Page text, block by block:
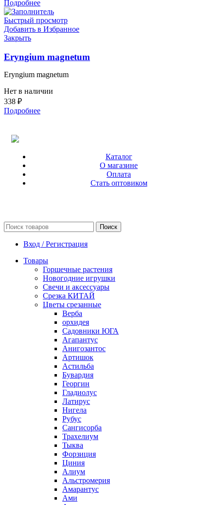
Подробнее
Быстрый просмотр
Добавить в Избранное
Закрыть
Eryngium magnetum
Eryngium magnetum
Нет в наличии
338 ₽
Подробнее
Каталог
О магазине
Оплата
Стать оптовиком
Поиск
Вход / Регистрация
Товары
Горшечные растения
Новогодние игрушки
Свечи и аксессуары
Срезка КИТАЙ
Цветы срезанные
Верба
орхидея
Садовники ЮГА
Агапантус
Анигозантос
Артишок
Астильба
Бувардия
Георгин
Гладиолус
Латирус
Нигела
Рубус
Сангисорба
Трахелиум
Тыква
Форзиция
Циния
Алиум
Альстромерия
Амарантус
Ами